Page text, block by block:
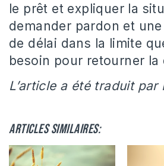
le prêt et expliquer la
demander pardon et
de délai dans la limite
besoin pour retourner la
L’article a été traduit par
Articles similaires: